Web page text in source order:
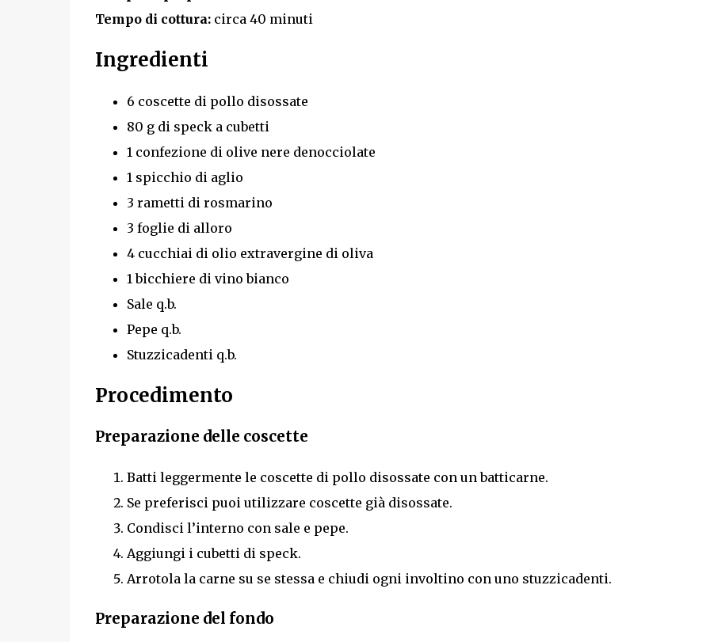
Tempo di cottura:circa 40 minuti
Ingredienti
6 coscette di pollo disossate
80 g di speck a cubetti
1 confezione di olive nere denocciolate
1 spicchio di aglio
3 rametti di rosmarino
3 foglie di alloro
4 cucchiai di olio extravergine di oliva
1 bicchiere di vino bianco
Sale q.b.
Pepe q.b.
Stuzzicadenti q.b.
Procedimento
Preparazione delle coscette
Batti leggermente le coscette di pollo disossate con un batticarne.
Se preferisci puoi utilizzare coscette già disossate.
Condisci l’interno con sale e pepe.
Aggiungi i cubetti di speck.
Arrotola la carne su se stessa e chiudi ogni involtino con uno stuzzicadenti.
Preparazione del fondo